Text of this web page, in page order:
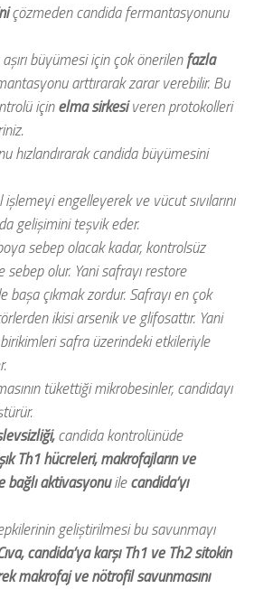
çözmeden candida fermantasyonunu
büyümesi için çok önerilenfazla
arttırarak zarar verebilir. Bu
içinelma sirkesiveren protokolleri
hızlandırarak candida büyümesini
işlemeyi engelleyerek ve vücut sıvılarını
gelişimini teşvik eder.
sebep olacak kadar, kontrolsüz
olur. Yani safrayı restore
başa çıkmak zordur. Safrayı en çok
ikisi arsenik ve glifosattır. Yani
birikimleri safra üzerindeki etkileriyle
tükettiği mikrobesinler, candidayı
candida kontrolünüde
Th1 hücreleri, makrofajların ve
aktivasyonuilecandida’yı
geliştirilmesi bu savunmayı
candida’ya karşı Th1 ve Th2 sitokin
makrofaj ve nötrofil savunmasını